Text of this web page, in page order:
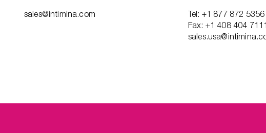
sales@intimina.com
Tel: +1 877 872 5356
Fax: +1 408 404 7111